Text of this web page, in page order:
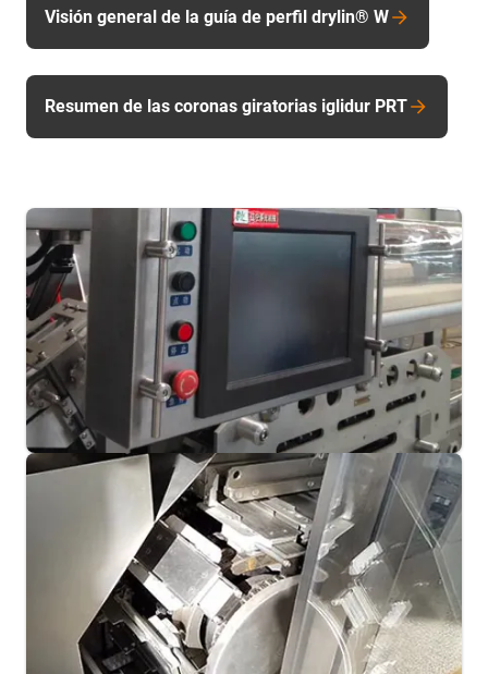
Visión general de la guía de perfil drylin® W
Resumen de las coronas giratorias iglidur PRT